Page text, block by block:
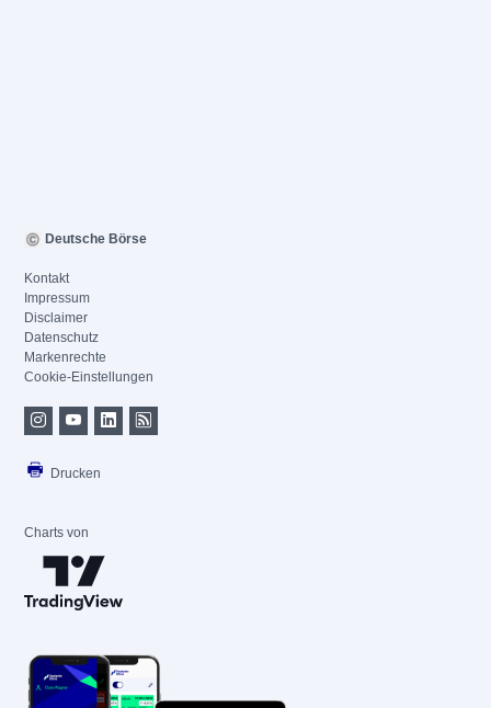
Deutsche Börse
Kontakt
Impressum
Disclaimer
Datenschutz
Markenrechte
Cookie-Einstellungen
Drucken
Charts von